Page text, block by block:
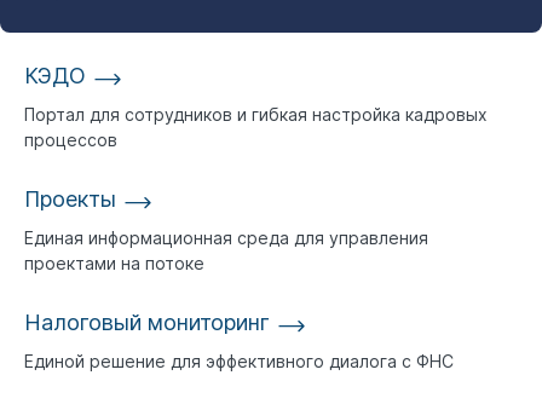
КЭДО
Портал для сотрудников и гибкая настройка кадровых
процессов
Проекты
Единая информационная среда для управления
проектами на потоке
Налоговый мониторинг
Единой решение для эффективного диалога с ФНС